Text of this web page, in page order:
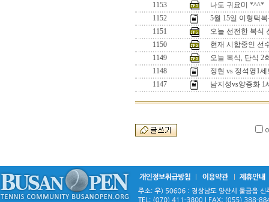
1153
나도 귀요미 *^^*
1152
5월 15일 이형택
1151
오늘 선전한 복식
1150
현재 시합중인 선
1149
오늘 복식, 단식 2
1148
정현 vs 정석영1
1147
남지성vs양증화 1